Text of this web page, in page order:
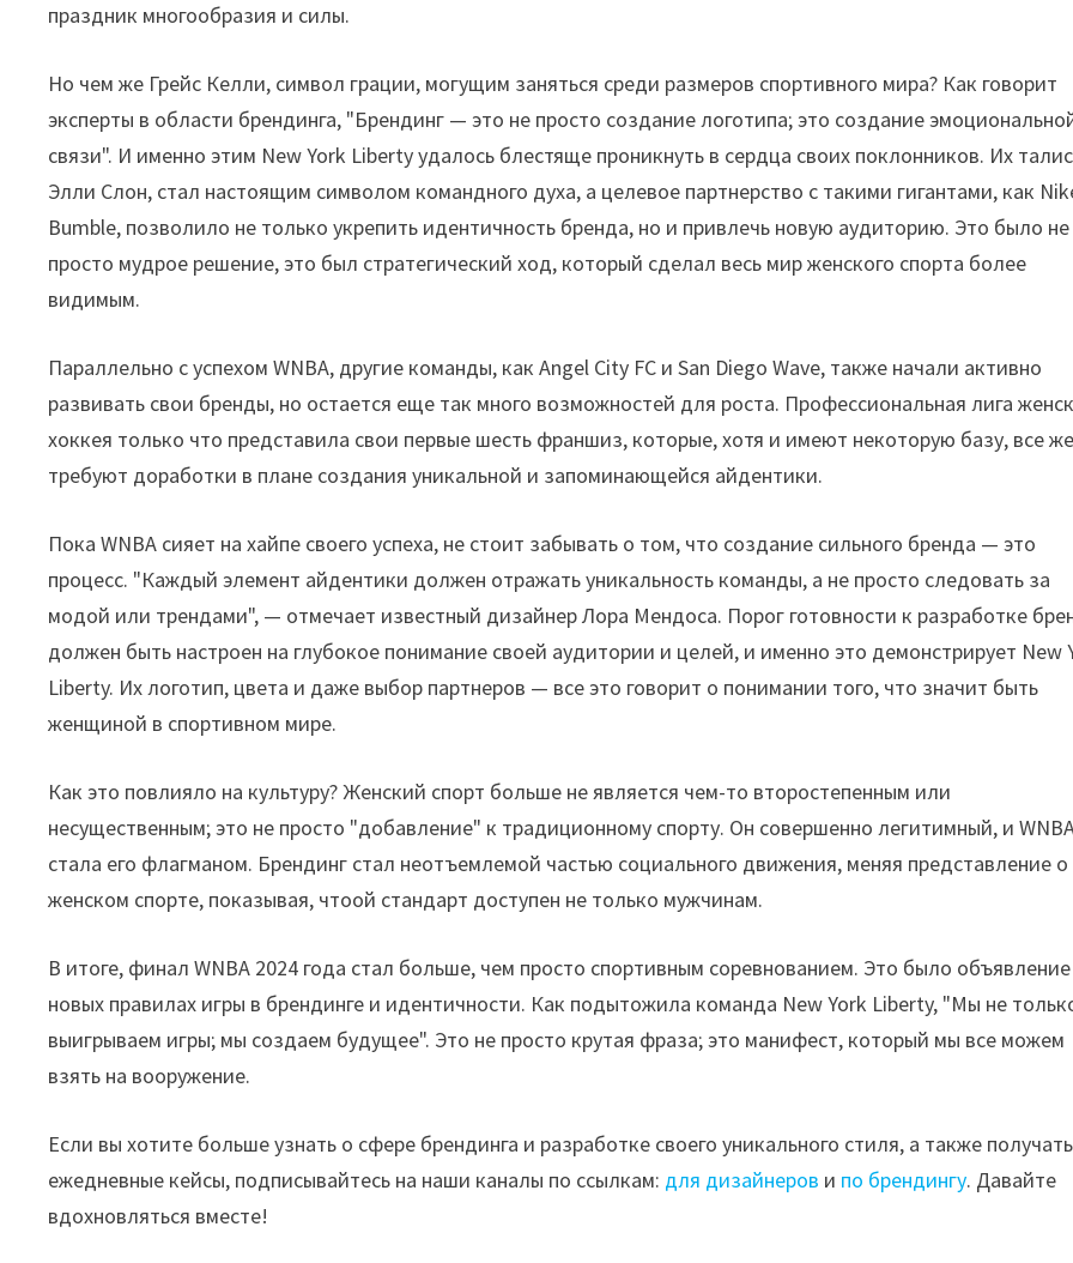
праздник многообразия и силы.
Но чем же Грейс Келли, символ грации, могущим заняться среди размеров спортивного мира? Как говорит
эксперты в области брендинга, "Брендинг — это не просто создание логотипа; это создание
связи". И именно этим New York Liberty удалось блестяще проникнуть в сердца своих поклонников. Их
Элли Слон, стал настоящим символом командного духа, а целевое партнерство с такими гигантами, как
Bumble, позволило не только укрепить идентичность бренда, но и привлечь новую аудиторию. Это было не
просто мудрое решение, это был стратегический ход, который сделал весь мир женского спорта более
видимым.
Параллельно с успехом WNBA, другие команды, как Angel City FC и San Diego Wave, также начали активно
развивать свои бренды, но остается еще так много возможностей для роста. Профессиональная лига
хоккея только что представила свои первые шесть франшиз, которые, хотя и имеют некоторую базу, все же
требуют доработки в плане создания уникальной и запоминающейся айдентики.
Пока WNBA сияет на хайпе своего успеха, не стоит забывать о том, что создание сильного бренда — это
процесс. "Каждый элемент айдентики должен отражать уникальность команды, а не просто следовать за
модой или трендами", — отмечает известный дизайнер Лора Мендоса. Порог готовности к разработке
должен быть настроен на глубокое понимание своей аудитории и целей, и именно это демонстрирует New
Liberty. Их логотип, цвета и даже выбор партнеров — все это говорит о понимании того, что значит быть
женщиной в спортивном мире.
Как это повлияло на культуру? Женский спорт больше не является чем-то второстепенным или
несущественным; это не просто "добавление" к традиционному спорту. Он совершенно легитимный, и
стала его флагманом. Брендинг стал неотъемлемой частью социального движения, меняя представление о
женском спорте, показывая, чтоой стандарт доступен не только мужчинам.
В итоге, финал WNBA 2024 года стал больше, чем просто спортивным соревнованием. Это было
новых правилах игры в брендинге и идентичности. Как подытожила команда New York Liberty, "Мы не
выигрываем игры; мы создаем будущее". Это не просто крутая фраза; это манифест, который мы все можем
взять на вооружение.
Если вы хотите больше узнать о сфере брендинга и разработке своего уникального стиля, а также получать
ежедневные кейсы, подписывайтесь на наши каналы по ссылкам: для дизайнеров и по брендингу. Давайте
вдохновляться вместе!